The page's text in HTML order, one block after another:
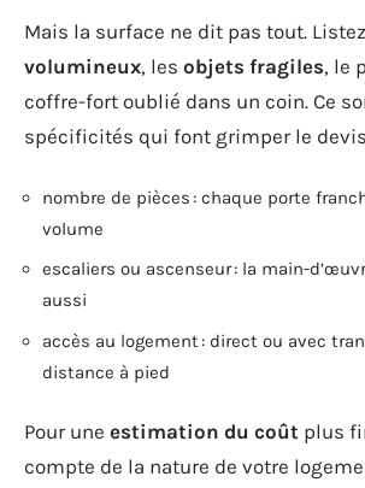
Mais la surface ne dit pas tout.
volumineux, les objets fragiles, le
coffre-fort oublié dans un coin. Ce
spécificités qui font grimper le
nombre de pièces : chaque porte
volume
escaliers ou ascenseur : la main-
aussi
accès au logement : direct ou avec
distance à pied
Pour une estimation du coût plus
compte de la nature de votre